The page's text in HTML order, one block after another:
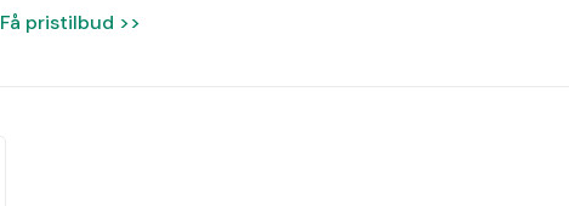
Få pristilbud >>